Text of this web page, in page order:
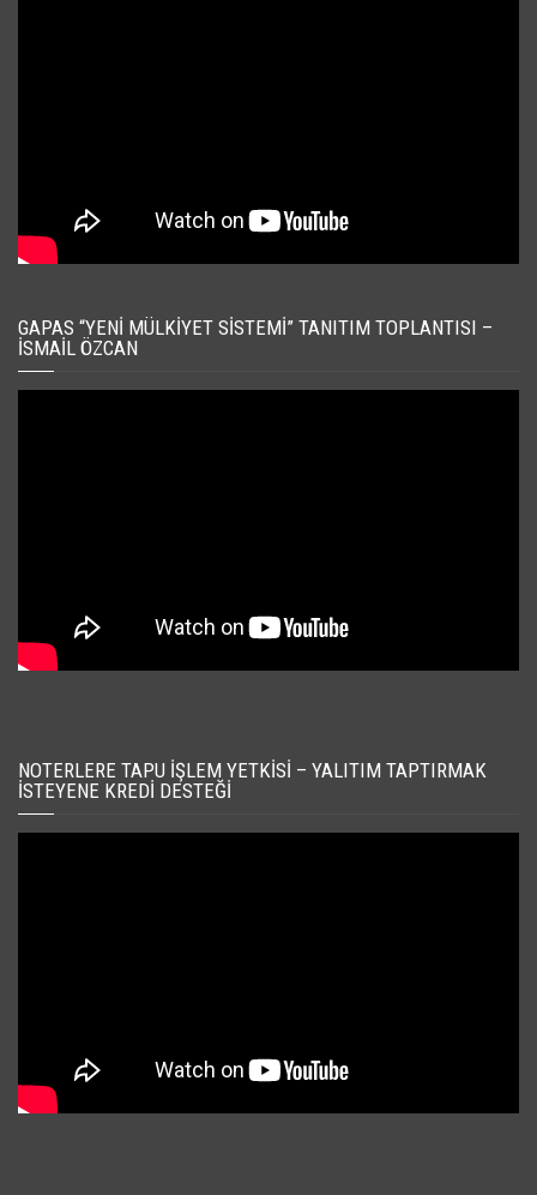
GAPAS “YENI MÜLKIYET SISTEMI” TANITIM TOPLANTISI –
İSMAIL ÖZCAN
NOTERLERE TAPU İŞLEM YETKISI – YALITIM TAPTIRMAK
İSTEYENE KREDI DESTEĞI